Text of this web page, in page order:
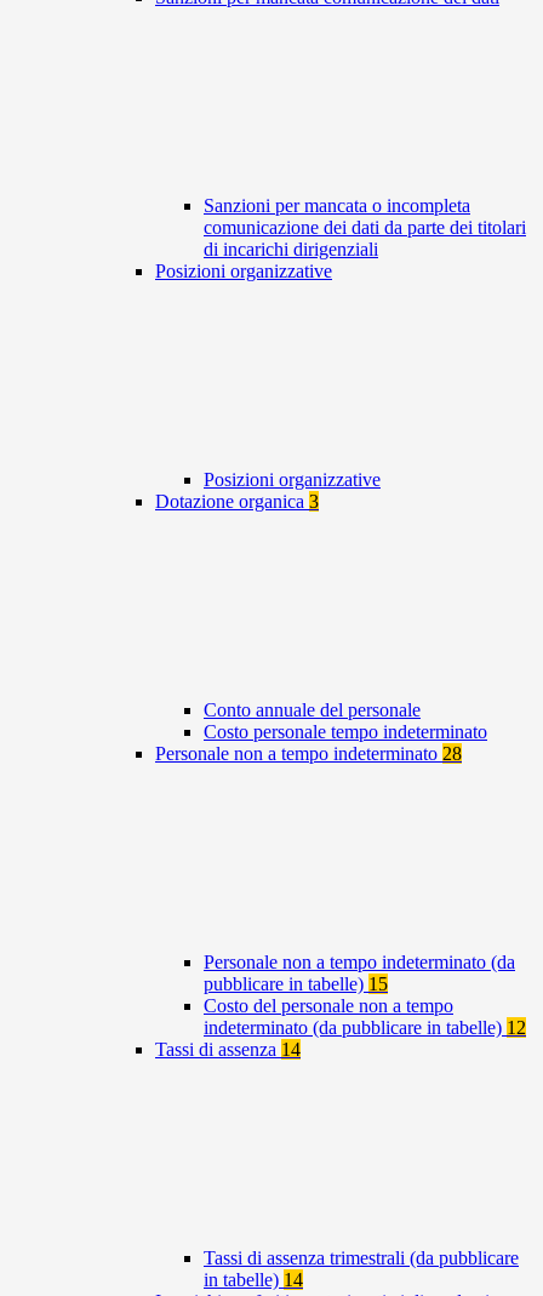
Sanzioni per mancata o incompleta
comunicazione dei dati da parte dei titolari
di incarichi dirigenziali
Posizioni organizzative
Posizioni organizzative
Dotazione organica 3
Conto annuale del personale
Costo personale tempo indeterminato
Personale non a tempo indeterminato 28
Personale non a tempo indeterminato (da
pubblicare in tabelle) 15
Costo del personale non a tempo
indeterminato (da pubblicare in tabelle) 12
Tassi di assenza 14
Tassi di assenza trimestrali (da pubblicare
in tabelle) 14